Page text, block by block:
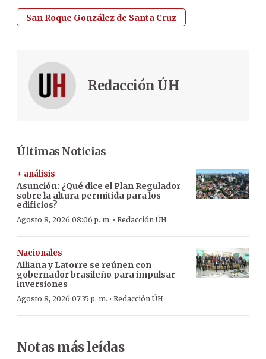
San Roque González de Santa Cruz
Redacción ÚH
Últimas Noticias
+ análisis
Asunción: ¿Qué dice el Plan Regulador
sobre la altura permitida para los
edificios?
Agosto 8, 2026 08:06 p. m. · Redacción ÚH
Nacionales
Alliana y Latorre se reúnen con
gobernador brasileño para impulsar
inversiones
Agosto 8, 2026 07:35 p. m. · Redacción ÚH
Notas más leídas